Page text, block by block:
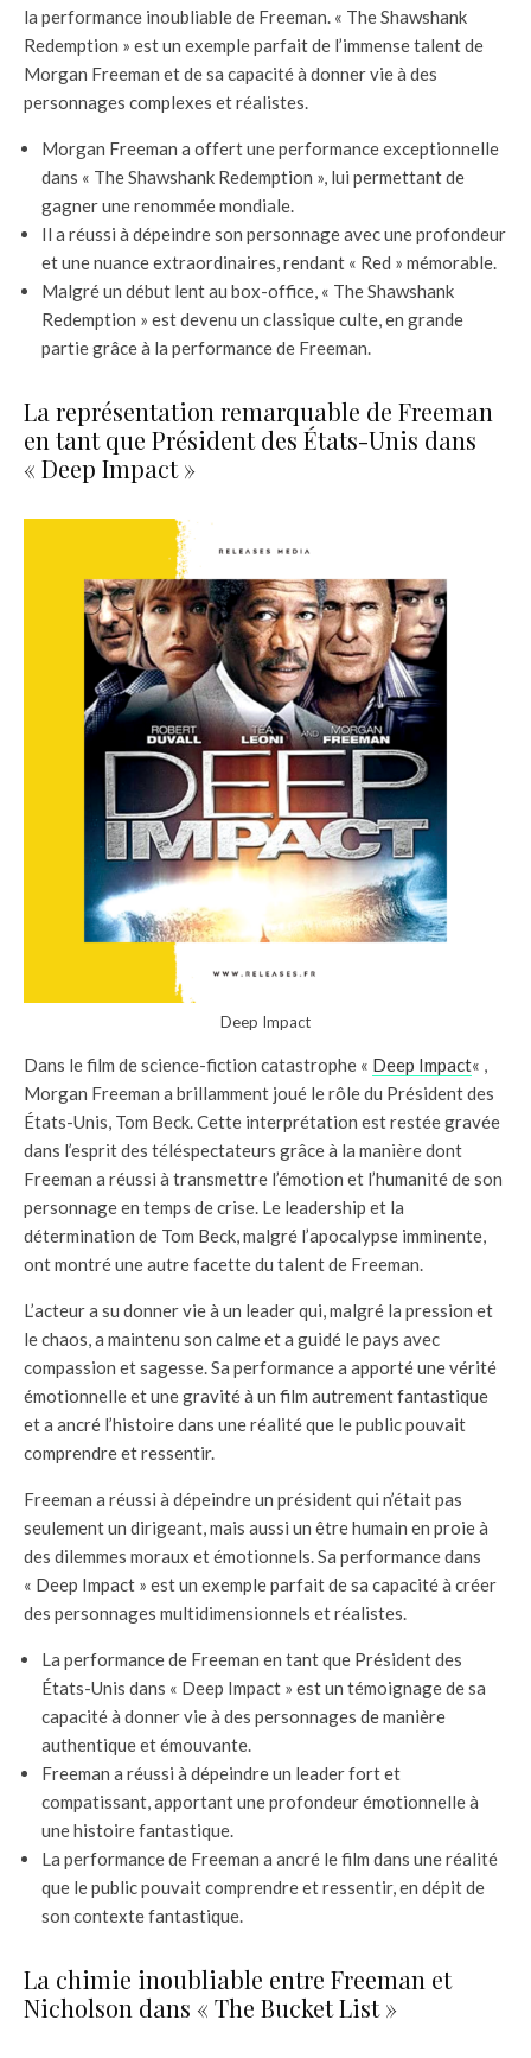
la performance inoubliable de Freeman. « The Shawshank
Redemption » est un exemple parfait de l’immense talent de
Morgan Freeman et de sa capacité à donner vie à des
personnages complexes et réalistes.
Morgan Freeman a offert une performance exceptionnelle
dans « The Shawshank Redemption », lui permettant de
gagner une renommée mondiale.
Il a réussi à dépeindre son personnage avec une profondeur
et une nuance extraordinaires, rendant « Red » mémorable.
Malgré un début lent au box-office, « The Shawshank
Redemption » est devenu un classique culte, en grande
partie grâce à la performance de Freeman.
La représentation remarquable de Freeman
en tant que Président des États-Unis dans
« Deep Impact »
Deep Impact
Dans le film de science-fiction catastrophe « Deep Impact« ,
Morgan Freeman a brillamment joué le rôle du Président des
États-Unis, Tom Beck. Cette interprétation est restée gravée
dans l’esprit des téléspectateurs grâce à la manière dont
Freeman a réussi à transmettre l’émotion et l’humanité de son
personnage en temps de crise. Le leadership et la
détermination de Tom Beck, malgré l’apocalypse imminente,
ont montré une autre facette du talent de Freeman.
L’acteur a su donner vie à un leader qui, malgré la pression et
le chaos, a maintenu son calme et a guidé le pays avec
compassion et sagesse. Sa performance a apporté une vérité
émotionnelle et une gravité à un film autrement fantastique
et a ancré l’histoire dans une réalité que le public pouvait
comprendre et ressentir.
Freeman a réussi à dépeindre un président qui n’était pas
seulement un dirigeant, mais aussi un être humain en proie à
des dilemmes moraux et émotionnels. Sa performance dans
« Deep Impact » est un exemple parfait de sa capacité à créer
des personnages multidimensionnels et réalistes.
La performance de Freeman en tant que Président des
États-Unis dans « Deep Impact » est un témoignage de sa
capacité à donner vie à des personnages de manière
authentique et émouvante.
Freeman a réussi à dépeindre un leader fort et
compatissant, apportant une profondeur émotionnelle à
une histoire fantastique.
La performance de Freeman a ancré le film dans une réalité
que le public pouvait comprendre et ressentir, en dépit de
son contexte fantastique.
La chimie inoubliable entre Freeman et
Nicholson dans « The Bucket List »